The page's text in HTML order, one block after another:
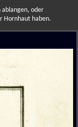
ablangen, oder
Hornhaut haben.